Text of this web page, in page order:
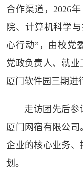
合作渠道，2026
院、计算机科学
心行动”，由校党
党政负责人、就业
厦门软件园三期进
走访团先后参
厦门网宿有限公司
企业的核心业务、
划。